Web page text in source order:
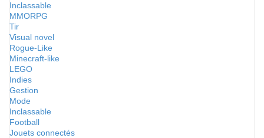
Inclassable
MMORPG
Tir
Visual novel
Rogue-Like
Minecraft-like
LEGO
Indies
Gestion
Mode
Inclassable
Football
Jouets connectés